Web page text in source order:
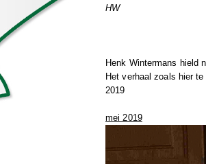
HW
Henk Wintermans hield
Het verhaal zoals hier
2019
mei 2019